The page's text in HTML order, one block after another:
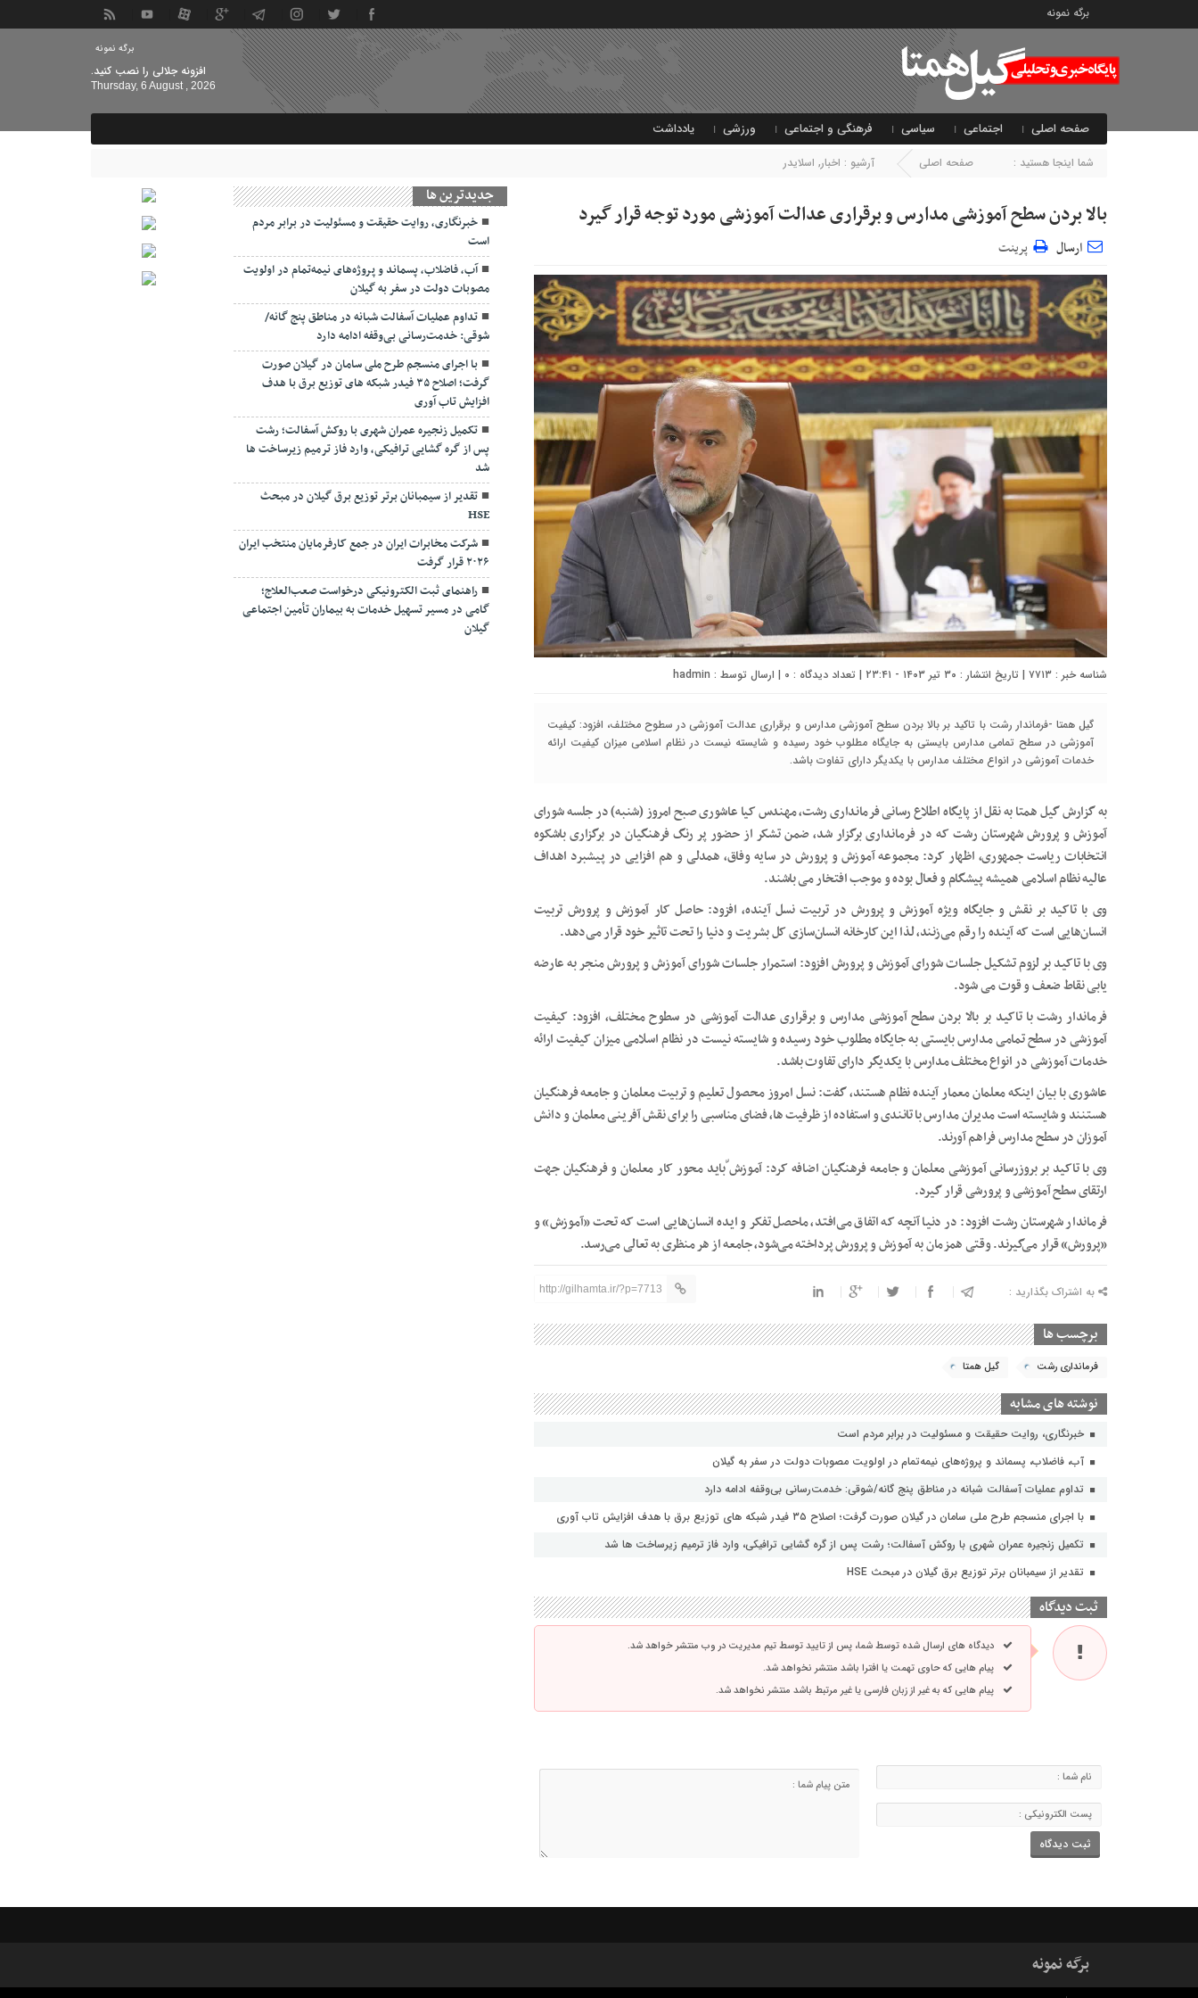
برگه نمونه
برگه نمونه
افزونه جلالی را نصب کنید.
Thursday, 6 August , 2026
صفحه اصلی اجتماعی سیاسی فرهنگی و اجتماعی ورزشی یادداشت
شما اینجا هستید : صفحه اصلی آرشیو : اخبار, اسلایدر
بالا بردن سطح آموزشی مدارس و برقراری عدالت آموزشی مورد توجه قرار گیرد
ارسال پرینت
شناسه خبر : ۷۷۱۳ | تاریخ انتشار : ۳۰ تیر ۱۴۰۳ - ۲۳:۴۱ | تعداد دیدگاه : ۰ | ارسال توسط : hadmin
گیل همتا -فرماندار رشت با تاکید بر بالا بردن سطح آموزشی مدارس و برقراری عدالت آموزشی در سطوح مختلف، افزود: کیفیت
آموزشی در سطح تمامی مدارس بایستی به جایگاه مطلوب خود رسیده و شایسته نیست در نظام اسلامی میزان کیفیت ارائه
خدمات آموزشی در انواع مختلف مدارس با یکدیگر دارای تفاوت باشد.
به گزارش گیل همتا به نقل از پایگاه اطلاع رسانی فرمانداری رشت، مهندس کیا عاشوری صبح امروز (شنبه) در جلسه شورای
آموزش و پرورش شهرستان رشت ‌که در فرمانداری برگزار شد، ضمن تشکر از حضور پر رنگ فرهنگیان در برگزاری باشکوه
انتخابات ریاست جمهوری، اظهار کرد: مجموعه آموزش و پرورش در سایه وفاق، همدلی و هم افزایی در پیشبرد اهداف
عالیه نظام اسلامی همیشه پیشگام و فعال بوده و موجب افتخار می باشند.
وی با تاکید بر نقش و جایگاه ویژه آموزش و پرورش در تربیت نسل آینده، افزود: حاصل کار آموزش و پرورش تربیت
انسان‌هایی است که آینده را رقم می‌زنند، لذا این کارخانه انسان‌سازی کل بشریت و دنیا را تحت تاثیر خود قرار می‌دهد.
وی با تاکید بر لزوم تشکیل جلسات شورای آموزش و پرورش افزود: استمرار جلسات شورای آموزش و پرورش منجر به عارضه
یابی نقاط ضعف و قوت می شود.
فرماندار رشت با تاکید بر بالا بردن سطح آموزشی مدارس و برقراری عدالت آموزشی در سطوح مختلف، افزود: کیفیت
آموزشی در سطح تمامی مدارس بایستی به جایگاه مطلوب خود رسیده و شایسته نیست در نظام اسلامی میزان کیفیت ارائه
خدمات آموزشی در انواع مختلف مدارس با یکدیگر دارای تفاوت باشد.
عاشوری با بیان اینکه معلمان معمار آینده نظام هستند، گفت: نسل امروز محصول تعلیم و تربیت معلمان و جامعه فرهنگیان
هستنند و شایسته است مدیران مدارس با تانندی و استفاده از ظرفیت ها، فضای مناسبی را برای نقش آفرینی معلمان و دانش
آموزان در سطح مدارس فراهم آورند.
وی با تاکید بر بروزرسانی آموزشی معلمان و جامعه فرهنگیان اضافه کرد: آموزش ّباید محور کار معلمان و فرهنگیان جهت
ارتقای سطح آموزشی و پرورشی قرار گیرد.
فرماندار شهرستان رشت افزود: در دنیا آنچه که اتفاق می‌افتد، ماحصل تفکر و ایده انسان‌هایی است که تحت «آموزش» و
«پرورش» قرار می‌گیرند. وقتی همزمان به آموزش و پرورش پرداخته می‌شود، جامعه از هر منظری به تعالی می‌رسد.
به اشتراک بگذارید : http://gilhamta.ir/?p=7713
برچسب ها
فرمانداری رشت گیل همتا
نوشته های مشابه
خبرنگاری، روایت حقیقت و مسئولیت‌ در برابر مردم است
آب، فاضلاب، پسماند و پروژه‌های نیمه‌تمام در اولویت مصوبات دولت در سفر به گیلان
تداوم عملیات آسفالت‌ شبانه در مناطق پنج گانه/شوقی: خدمت‌رسانی بی‌وقفه ادامه دارد
با اجرای منسجم طرح ملی سامان در گیلان صورت گرفت؛ اصلاح ۳۵ فیدر شبکه های توزیع برق با هدف افزایش تاب آوری
تکمیل زنجیره عمران شهری با روکش آسفالت؛ رشت پس از گره گشایی ترافیکی، وارد فاز ترمیم زیرساخت ها شد
تقدیر از سیمبانان برتر توزیع برق گیلان در مبحث HSE
ثبت دیدگاه
دیدگاه های ارسال شده توسط شما، پس از تایید توسط تیم مدیریت در وب منتشر خواهد شد.
پیام هایی که حاوی تهمت یا افترا باشد منتشر نخواهد شد.
پیام هایی که به غیر از زبان فارسی یا غیر مرتبط باشد منتشر نخواهد شد.
جديدترين ها
خبرنگاری، روایت حقیقت و مسئولیت‌ در برابر مردم
است
آب، فاضلاب، پسماند و پروژه‌های نیمه‌تمام در اولویت
مصوبات دولت در سفر به گیلان
تداوم عملیات آسفالت‌ شبانه در مناطق پنج گانه/
شوقی: خدمت‌رسانی بی‌وقفه ادامه دارد
با اجرای منسجم طرح ملی سامان در گیلان صورت
گرفت؛ اصلاح ۳۵ فیدر شبکه های توزیع برق با هدف
افزایش تاب آوری
تکمیل زنجیره عمران شهری با روکش آسفالت؛ رشت
پس از گره گشایی ترافیکی، وارد فاز ترمیم زیرساخت ها
شد
تقدیر از سیمبانان برتر توزیع برق گیلان در مبحث
HSE
شرکت مخابرات ایران در جمع کارفرمایان منتخب ایران
۲۰۲۶ قرار گرفت
راهنمای ثبت الکترونیکی درخواست صعب‌العلاج؛
گامی در مسیر تسهیل خدمات به بیماران تأمین اجتماعی
گیلان
برگه نمونه